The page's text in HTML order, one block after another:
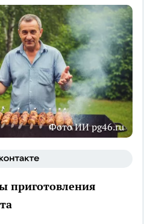
Фото ИИ pg46.ru
приготовления